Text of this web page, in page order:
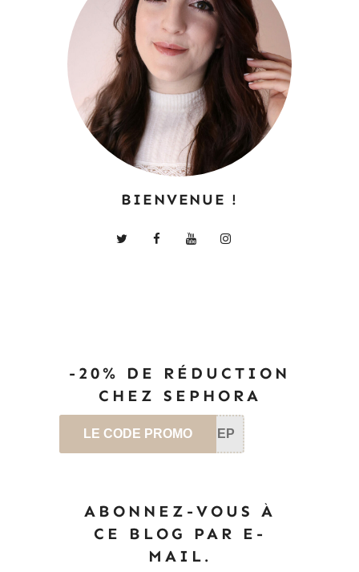
BIENVENUE !
-20% DE RÉDUCTION
CHEZ SEPHORA
LE CODE PROMO SEP
ABONNEZ-VOUS À
CE BLOG PAR E-
MAIL.